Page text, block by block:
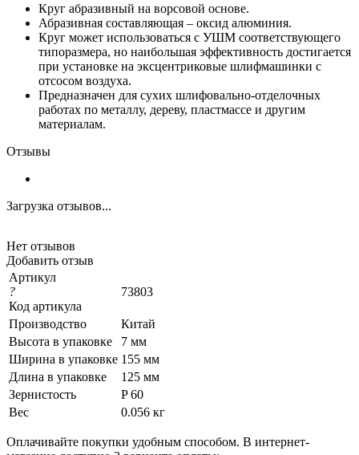
Круг абразивный на ворсовой основе.
Абразивная составляющая – оксид алюминия.
Круг может использоваться с УШМ соответствующего
типоразмера, но наибольшая эффективность достигается
при установке на эксцентриковые шлифмашинки с
отсосом воздуха.
Предназначен для сухих шлифовально-отделочных
работах по металлу, дереву, пластмассе и другим
материалам.
Отзывы
Загрузка отзывов...
Нет отзывов
Добавить отзыв
Артикул
?
Код артикула
73803
Производство
Китай
Высота в упаковке
7 мм
Ширина в упаковке 155 мм
Длина в упаковке
125 мм
Зернистость
P 60
Вес
0.056 кг
Оплачивайте покупки удобным способом. В интернет-